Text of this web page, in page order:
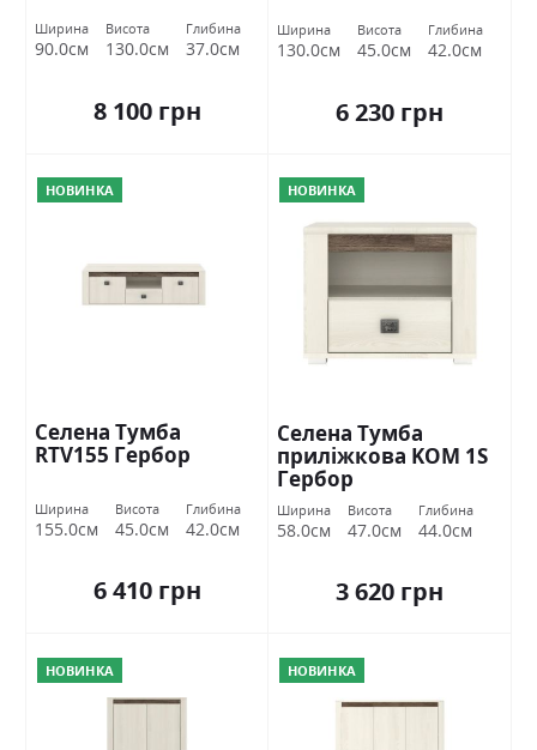
Ширина
90.0см
Висота
130.0см
Глибина
37.0см
8 100 грн
Ширина
130.0см
Висота
45.0см
Глибина
42.0см
6 230 грн
НОВИНКА
Селена Тумба
RTV155 Гербор
Ширина
155.0см
Висота
45.0см
Глибина
42.0см
6 410 грн
НОВИНКА
Селена Тумба
приліжкова KOM 1S
Гербор
Ширина
58.0см
Висота
47.0см
Глибина
44.0см
3 620 грн
НОВИНКА НОВИНКА